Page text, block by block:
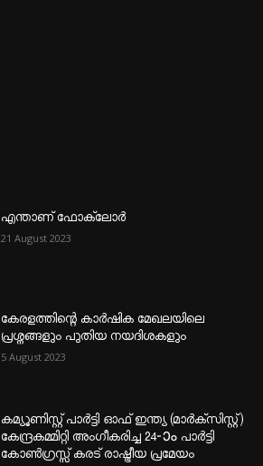
എന്താണ്‌ ഫോക്‌ലോർ
21 August 2023
കേരളത്തിന്റെ കാർഷിക മേഖലയിലെ
പ്രശ്നങ്ങളും പുതിയ നയദിശകളും
5 August 2023
കമ്യൂണിസ്റ്റ് പാർട്ടി ഓഫ് ഇന്ത്യ (മാർക്സിസ്റ്റ്)
കേന്ദ്രകമ്മിറ്റി അംഗീകരിച്ച 24‐ാം പാർട്ടി
കോൺഗ്രസ്സ് കരട് രാഷ്ട്രീയ പ്രമേയം